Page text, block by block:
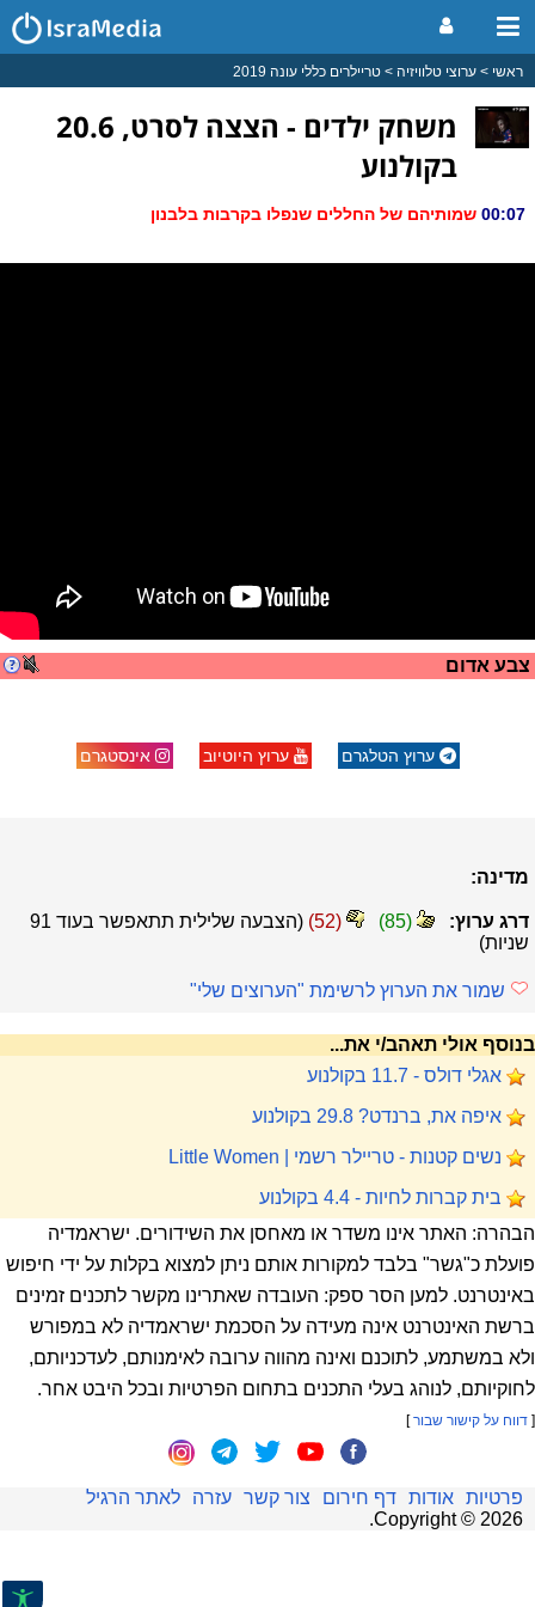
ראשי ערוצי טלוויזיה טריילרים כללי עונה 2019
משחק ילדים - הצצה לסרט, 20.6
בקולנוע
צבע אדום
ערוץ הטלגרם ערוץ היוטיוב אינסטגרם
מדינה:
דרג ערוץ: (
85
)
(
52
) (הצבעה שלילית תתאפשר בעוד 91
שניות)
שמור את הערוץ לרשימת "הערוצים שלי"
בנוסף אולי תאהב/י את...
אגלי דולס - 11.7 בקולנוע
איפה את, ברנדט? 29.8 בקולנוע
נשים קטנות - טריילר רשמי | Little Women
בית קברות לחיות - 4.4 בקולנוע
הבהרה: האתר אינו משדר או מאחסן את השידורים. ישראמדיה
פועלת כ"גשר" בלבד למקורות אותם ניתן למצוא בקלות על ידי חיפוש
באינטרנט. למען הסר ספק: העובדה שאתרינו מקשר לתכנים זמינים
ברשת האינטרנט אינה מעידה על הסכמת ישראמדיה לא במפורש
ולא במשתמע, לתוכנם ואינה מהווה ערובה לאימנותם, לעדכניותם,
לחוקיותם, לנוהג בעלי התכנים בתחום הפרטיות ובכל היבט אחר.
[ דווח על קישור שבור]
פרטיות אודות דף חירום צור קשר עזרה
לאתר הרגיל
Copyright © 2026
.